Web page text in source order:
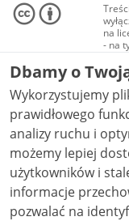
na
- na
NC-
Dbamy o
Wykorzystujemy
prawidłowego
analizy ruchu i
możemy lepiej
użytkowników i stale
informacje
pozwalać na